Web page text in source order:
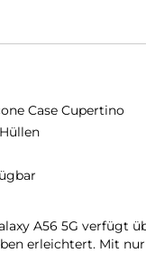
Case Cupertino
A56 5G verfügt
erleichtert. Mit